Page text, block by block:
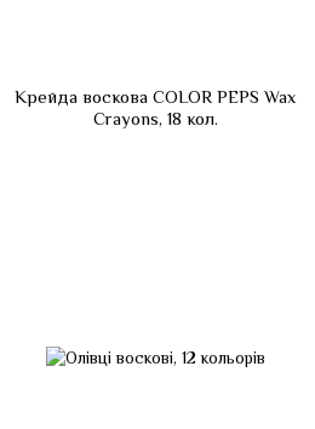
Крейда воскова COLOR PEPS Wax
Crayons, 18 кол.